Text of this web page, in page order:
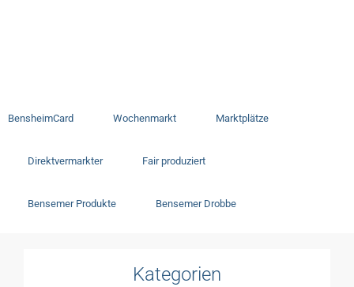
BensheimCard Wochenmarkt Marktplätze
Direktvermarkter Fair produziert
Bensemer Produkte Bensemer Drobbe
Kategorien